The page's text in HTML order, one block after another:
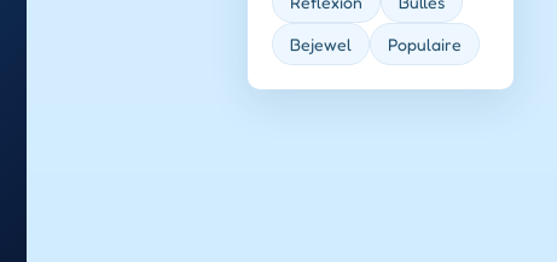
Bejewel Populaire